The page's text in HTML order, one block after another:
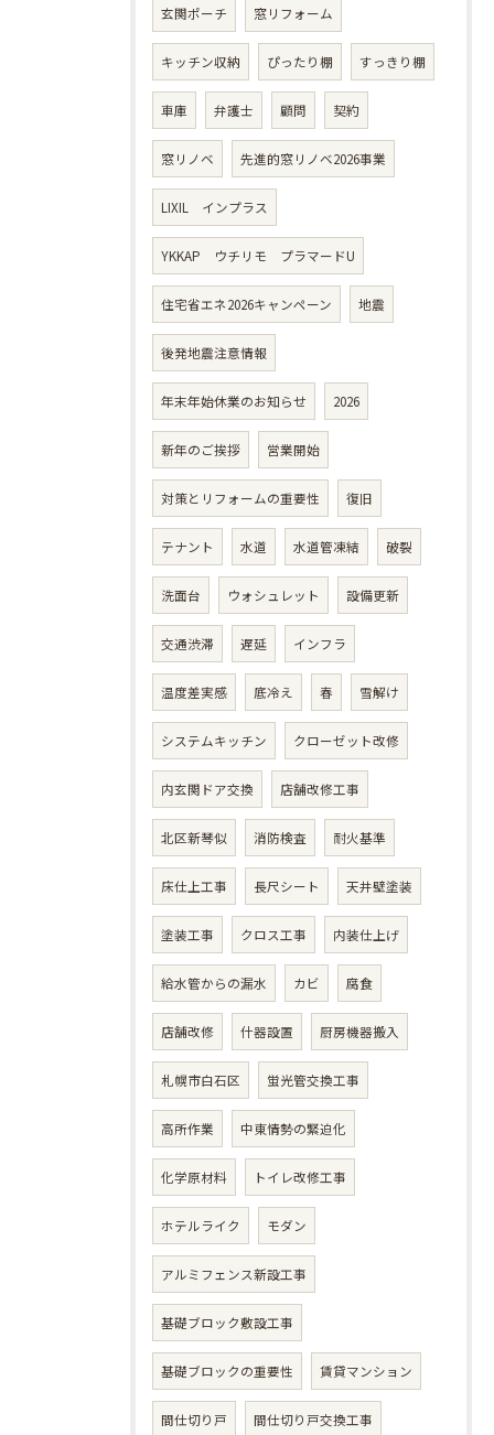
玄関ポーチ 窓リフォーム
キッチン収納 ぴったり棚 すっきり棚
車庫 弁護士 顧問 契約
窓リノベ 先進的窓リノベ2026事業
LIXIL インプラス
YKKAP ウチリモ プラマードU
住宅省エネ2026キャンペーン 地震
後発地震注意情報
年末年始休業のお知らせ 2026
新年のご挨拶 営業開始
対策とリフォームの重要性 復旧
テナント 水道 水道管凍結 破裂
洗面台 ウォシュレット 設備更新
交通渋滞 遅延 インフラ
温度差実感 底冷え 春 雪解け
システムキッチン クローゼット改修
内玄関ドア交換 店舗改修工事
北区新琴似 消防検査 耐火基準
床仕上工事 長尺シート 天井壁塗装
塗装工事 クロス工事 内装仕上げ
給水管からの漏水 カビ 腐食
店舗改修 什器設置 厨房機器搬入
札幌市白石区 蛍光管交換工事
高所作業 中東情勢の緊迫化
化学原材料 トイレ改修工事
ホテルライク モダン
アルミフェンス新設工事
基礎ブロック敷設工事
基礎ブロックの重要性 賃貸マンション
間仕切り戸 間仕切り戸交換工事